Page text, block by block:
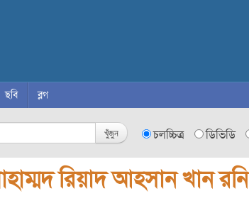
ছবি ব্লগ
খুঁজুন চলচ্চিত্র ডিভিডি
রিয়াদ আহসান খান রনি